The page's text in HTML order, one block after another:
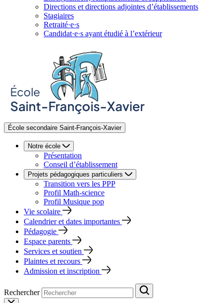
Directions et directions adjointes d’établissements
Stagiaires
Retraité·e·s
Candidat·e·s ayant étudié à l’extérieur
École secondaire Saint-François-Xavier
Notre école
Présentation
Conseil d’établissement
Projets pédagogiques particuliers
Transition vers les PPP
Profil Math-science
Profil Musique pop
Vie scolaire
Calendrier et dates importantes
Pédagogie
Espace parents
Services et soutien
Plaintes et recours
Admission et inscription
Rechercher